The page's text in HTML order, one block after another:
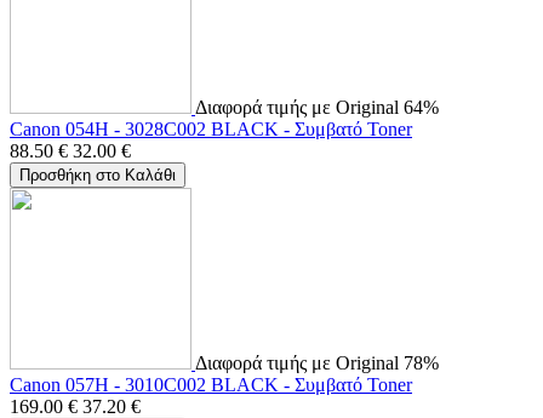
Διαφορά τιμής με Original 64%
Canon 054H - 3028C002 BLACK - Συμβατό Toner
88.50 € 32.00 €
Προσθήκη στο Καλάθι
Διαφορά τιμής με Original 78%
Canon 057H - 3010C002 BLACK - Συμβατό Toner
169.00 € 37.20 €